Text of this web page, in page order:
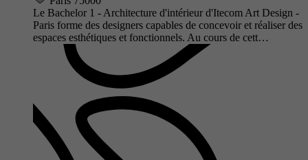
Le Bachelor 1 - Architecture d'intérieur d'Itecom Art Design -
Paris forme des designers capables de concevoir et réaliser des
espaces esthétiques et fonctionnels. Au cours de cett…